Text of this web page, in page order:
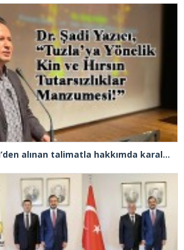
Şadi Yazıcı, “Silivri’den alınan talimatla hakkımda karalama kampanyası yürütülüyor”